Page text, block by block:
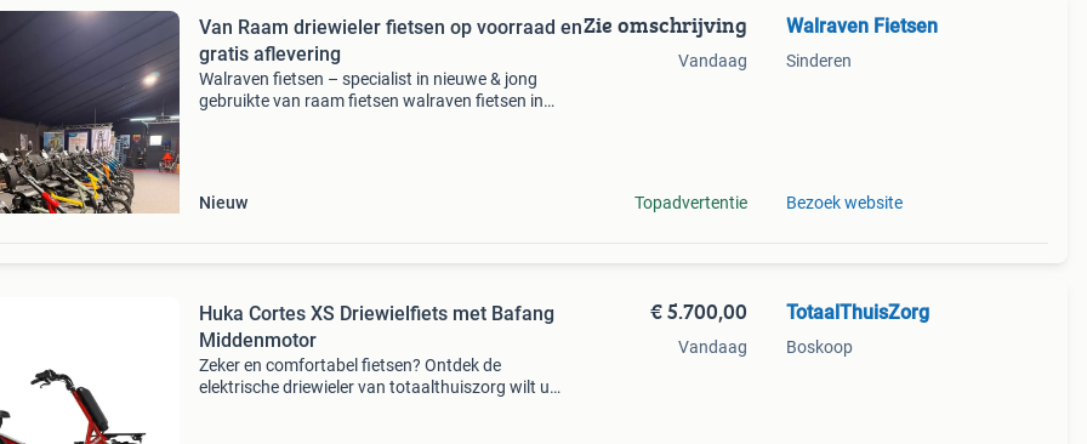
Van Raam driewieler fietsen op voorraad en
gratis aflevering
Walraven fietsen – specialist in nieuwe & jong
gebruikte van raam fietsen walraven fietsen in
Nieuw
Zie omschrijving
Vandaag
Topadvertentie
Walraven Fietsen
Sinderen
Bezoek website
Huka Cortes XS Driewielfiets met Bafang
Middenmotor
Zeker en comfortabel fietsen? Ontdek de
elektrische driewieler van totaalthuiszorg wilt u
€ 5.700,00
Vandaag
TotaalThuisZorg
Boskoop